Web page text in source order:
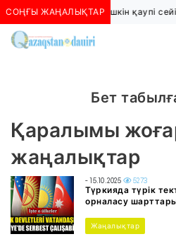
СОҢҒЫ ЖАҢАЛЫҚТАР
Алматыда көшкін қаупі
Бет
Қаралымы
жаңалықтар
- 15.10.2025 5273
Түркияда түрік
орналасу
Жаңалықтар